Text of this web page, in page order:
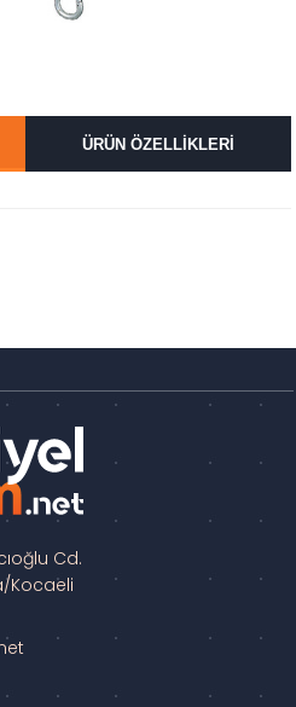
ÜRÜN ÖZELLİKLERİ
Cd.
Kocaeli